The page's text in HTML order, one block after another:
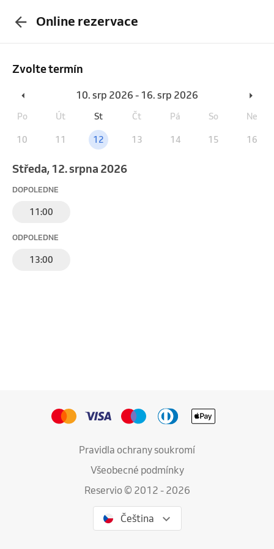
Online rezervace
Zvolte termín
10. srp 2026 - 16. srp 2026
Po Út St Čt Pá So Ne
10 11 12 13 14 15 16
středa, 12. srpna 2026
DOPOLEDNE
11:00
ODPOLEDNE
13:00
Pravidla ochrany soukromí
Všeobecné podmínky
Reservio © 2012 - 2026
Čeština